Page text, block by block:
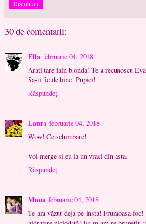
Distribuiți
30 de comentarii:
Ella februarie 04, 2018
Arati tare fain blonda! Te-a recunoscu
Sa-ti fie de bine! Pupici!
Răspundeți
Laura februarie 04, 2018
Wow! Ce schimbare!
Voi merge si eu la un vraci din asta.
Răspundeți
Mona februarie 04, 2018
Te-am văzut deja pe insta! Frumoasa